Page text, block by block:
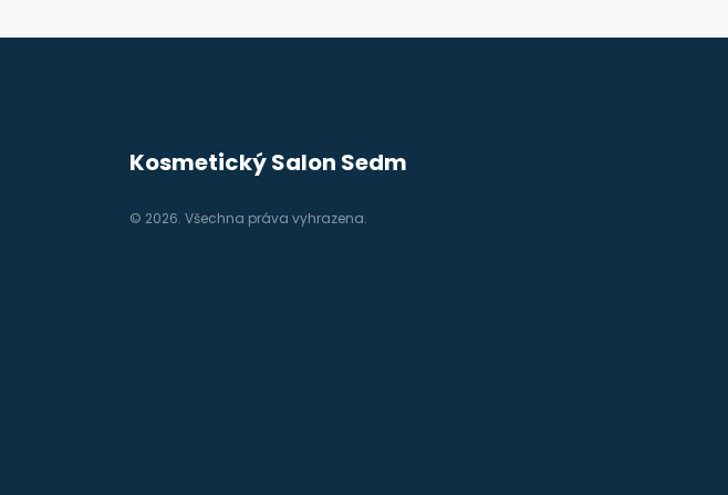
Kosmetický Salon Sedm
© 2026. Všechna práva vyhrazena.